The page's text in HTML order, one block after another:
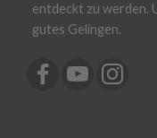
entdeckt zu werden.
gutes Gelingen.